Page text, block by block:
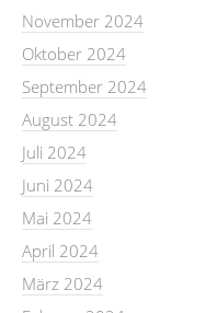
November 2024
Oktober 2024
September 2024
August 2024
Juli 2024
Juni 2024
Mai 2024
April 2024
März 2024